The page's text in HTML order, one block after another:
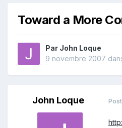
Toward a More
Par John Loque
9 novembre 2007
John Loque